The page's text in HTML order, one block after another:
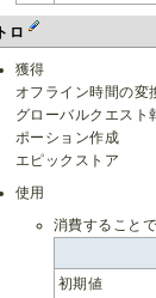
ロ
獲得
オフライン時間の変
グローバルクエスト
ポーション作成
エピックストア
使用
消費すること
初期値